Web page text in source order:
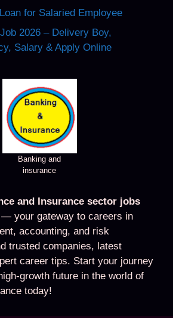
for Salaried Employee
2026 – Delivery Boy,
Salary & Apply Online
Banking and
insurance
and Insurance sector jobs
your gateway to careers in
accounting, and risk
trusted companies, latest
career tips. Start your journey
growth future in the world of
today!